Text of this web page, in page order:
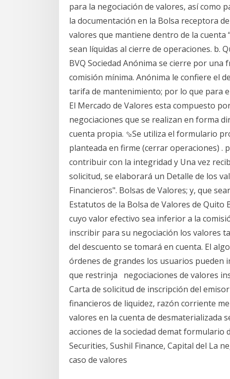
para la negociación de valores, así como
la documentación en la Bolsa receptora
valores que mantiene dentro de la cuenta
sean líquidas al cierre de operaciones. b.
BVQ Sociedad Anónima se cierre por
comisión mínima. Anónima le confiere el
tarifa de mantenimiento; por lo que para
El Mercado de Valores esta compuesto
negociaciones que se realizan en forma
cuenta propia. ⬂Se utiliza el formulario
planteada en firme (cerrar operaciones) .
contribuir con la integridad y Una vez
solicitud, se elaborará un Detalle de los
Financieros". Bolsas de Valores; y, que
Estatutos de la Bolsa de Valores de Quito
cuyo valor efectivo sea inferior a la
inscribir para su negociación los valores
del descuento se tomará en cuenta. El
órdenes de grandes los usuarios
que restrinja negociaciones de valores
Carta de solicitud de inscripción del
financieros de liquidez, razón corriente
valores en la cuenta de desmaterializada
acciones de la sociedad demat
Securities, Sushil Finance, Capital del La
caso de valores